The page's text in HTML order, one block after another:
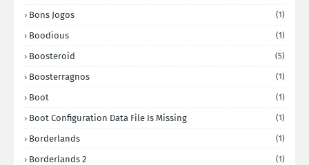
Bons Jogos (1)
Boodious (1)
Boosteroid (5)
Boosterragnos (1)
Boot (1)
Boot Configuration Data File Is Missing (1)
Borderlands (1)
Borderlands 2 (1)